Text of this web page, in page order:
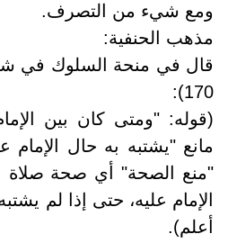
ومع شيء من التصرف.
مذهب الحنفية:
قال في منحة السلوك في
170):
(قوله: "ومتى كان بين
مانع "يشتبه به حال الإمام
"منع الصحة" أي صحة صلاة
الإمام عليه، حتى إذا لم
أعلم).